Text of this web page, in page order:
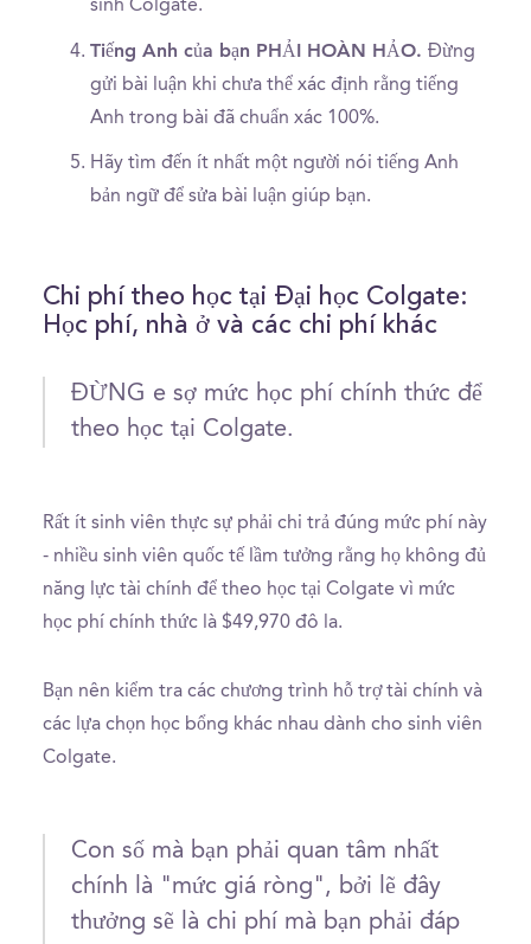
sinh Colgate.
Tiếng Anh của bạn PHẢI HOÀN HẢO. Đừng
gửi bài luận khi chưa thể xác định rằng tiếng
Anh trong bài đã chuẩn xác 100%.
Hãy tìm đến ít nhất một người nói tiếng Anh
bản ngữ để sửa bài luận giúp bạn.
Chi phí theo học tại Đại học Colgate:
Học phí, nhà ở và các chi phí khác
ĐỪNG e sợ mức học phí chính thức để
theo học tại Colgate.
Rất ít sinh viên thực sự phải chi trả đúng mức phí này
- nhiều sinh viên quốc tế lầm tưởng rằng họ không đủ
năng lực tài chính để theo học tại Colgate vì mức
học phí chính thức là $49,970 đô la.
Bạn nên kiểm tra các chương trình hỗ trợ tài chính và
các lựa chọn học bổng khác nhau dành cho sinh viên
Colgate.
Con số mà bạn phải quan tâm nhất
chính là "mức giá ròng", bởi lẽ đây
thưởng sẽ là chi phí mà bạn phải đáp